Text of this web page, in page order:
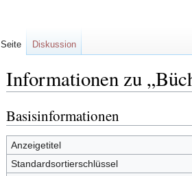
Informationen zu
Zur
Navigation
springen
Zur
Suche
springen
Basisinformationen
Anzeigetitel
Standardsortierschlüssel
Seite Diskussion